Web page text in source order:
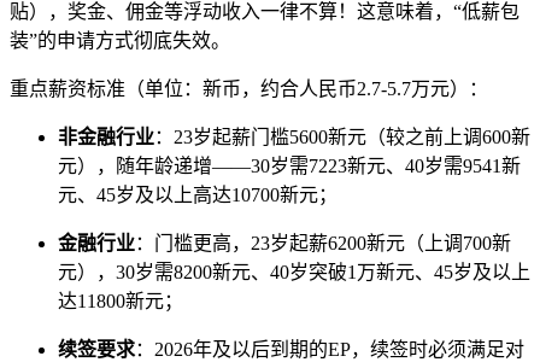
贴），奖金、佣金等浮动收入一律不算！这意味着，“低薪包
装”的申请方式彻底失效。
重点薪资标准（单位：新币，约合人民币2.7-5.7万元）：
非金融行业：23岁起薪门槛5600新元（较之前上调600新
元），随年龄递增——30岁需7223新元、40岁需9541新
元、45岁及以上高达10700新元；
金融行业：门槛更高，23岁起薪6200新元（上调700新
元），30岁需8200新元、40岁突破1万新元、45岁及以上
达11800新元；
续签要求：2026年及以后到期的EP，续签时必须满足对